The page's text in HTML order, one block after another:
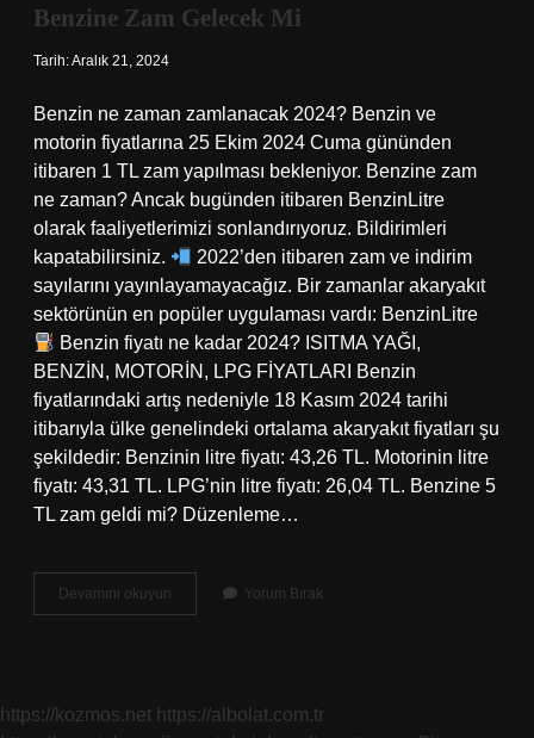
Benzine Zam Gelecek Mi
Tarih: Aralık 21, 2024
Benzin ne zaman zamlanacak 2024? Benzin ve
motorin fiyatlarına 25 Ekim 2024 Cuma gününden
itibaren 1 TL zam yapılması bekleniyor. Benzine zam
ne zaman? Ancak bugünden itibaren BenzinLitre
olarak faaliyetlerimizi sonlandırıyoruz. Bildirimleri
kapatabilirsiniz.
2022’den itibaren zam ve indirim
sayılarını yayınlayamayacağız. Bir zamanlar akaryakıt
sektörünün en popüler uygulaması vardı: BenzinLitre
Benzin fiyatı ne kadar 2024? ISITMA YAĞI,
BENZİN, MOTORİN, LPG FİYATLARI Benzin
fiyatlarındaki artış nedeniyle 18 Kasım 2024 tarihi
itibarıyla ülke genelindeki ortalama akaryakıt fiyatları şu
şekildedir: Benzinin litre fiyatı: 43,26 TL. Motorinin litre
fiyatı: 43,31 TL. LPG’nin litre fiyatı: 26,04 TL. Benzine 5
TL zam geldi mi? Düzenleme…
Devamını okuyun Benzine
Zam
Yorum Bırak
https://kozmos.net https://albolat.com.tr